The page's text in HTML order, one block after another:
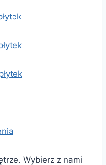
Wybierz z nami